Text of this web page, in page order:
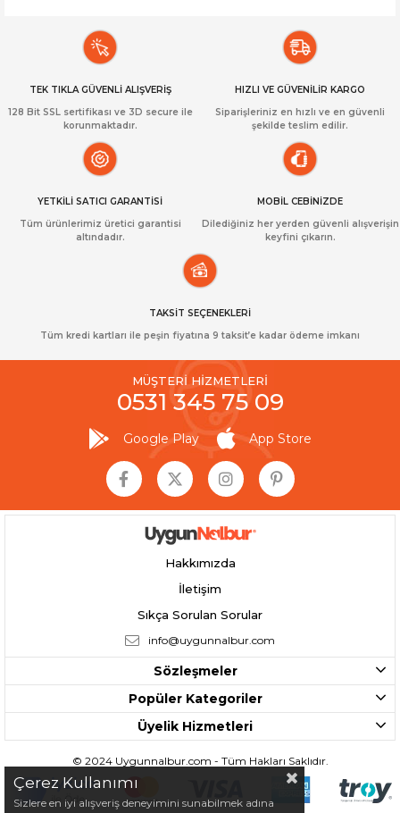
TEK TIKLA GÜVENLİ ALIŞVERİŞ
128 Bit SSL sertifikası ve 3D secure ile
korunmaktadır.
HIZLI VE GÜVENİLİR KARGO
Siparişleriniz en hızlı ve en güvenli
şekilde teslim edilir.
YETKİLİ SATICI GARANTİSİ
Tüm ürünlerimiz üretici garantisi
altındadır.
MOBİL CEBİNİZDE
Dilediğiniz her yerden güvenli alışverişin
keyfini çıkarın.
TAKSİT SEÇENEKLERİ
Tüm kredi kartları ile peşin fiyatına 9 taksit’e kadar ödeme imkanı
MÜŞTERİ HİZMETLERİ
0531 345 75 09
Google Play App Store
Hakkımızda
İletişim
Sıkça Sorulan Sorular
info@uygunnalbur.com
Sözleşmeler
Popüler Kategoriler
Üyelik Hizmetleri
© 2024 Uygunnalbur.com - Tüm Hakları Saklıdır.
Çerez Kullanımı
Sizlere en iyi alışveriş deneyimini sunabilmek adına